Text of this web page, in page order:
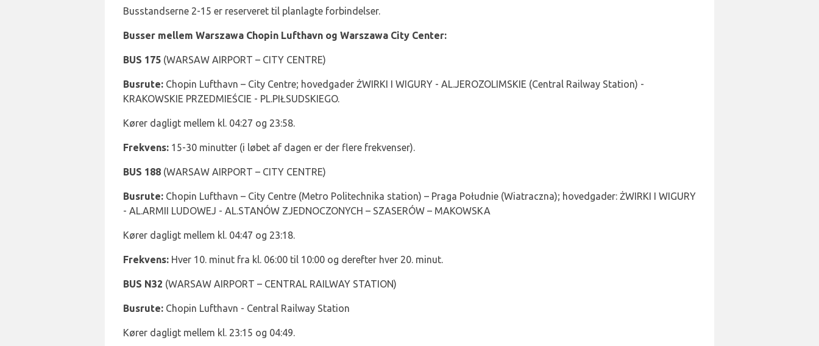
Busstandserne 2-15 er reserveret til planlagte forbindelser.
Busser mellem Warszawa Chopin Lufthavn og Warszawa City Center:
BUS 175 (WARSAW AIRPORT – CITY CENTRE)
Busrute: Chopin Lufthavn – City Centre; hovedgader ŻWIRKI I WIGURY - AL.JEROZOLIMSKIE (Central Railway Station) -
KRAKOWSKIE PRZEDMIEŚCIE - PL.PIŁSUDSKIEGO.
Kører dagligt mellem kl. 04:27 og 23:58.
Frekvens: 15-30 minutter (i løbet af dagen er der flere frekvenser).
BUS 188 (WARSAW AIRPORT – CITY CENTRE)
Busrute: Chopin Lufthavn – City Centre (Metro Politechnika station) – Praga Południe (Wiatraczna); hovedgader: ŻWIRKI I WIGURY
- AL.ARMII LUDOWEJ - AL.STANÓW ZJEDNOCZONYCH – SZASERÓW – MAKOWSKA
Kører dagligt mellem kl. 04:47 og 23:18.
Frekvens: Hver 10. minut fra kl. 06:00 til 10:00 og derefter hver 20. minut.
BUS N32 (WARSAW AIRPORT – CENTRAL RAILWAY STATION)
Busrute: Chopin Lufthavn - Central Railway Station
Kører dagligt mellem kl. 23:15 og 04:49.